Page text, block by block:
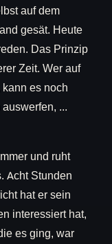
auf dem
gesät. Heute
Das Prinzip
Zeit. Wer auf
es noch
...
und ruht
Acht Stunden
hat er sein
interessiert hat,
es ging, war